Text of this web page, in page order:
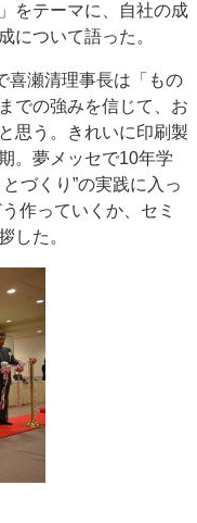
イトポリシー
をテーマに、自社の成
について語った。
喜瀬清理事長は「もの
での強みを信じて、お
思う。きれいに印刷製
。夢メッセで10年学
づくり”の実践に入っ
作っていくか、セミ
した。